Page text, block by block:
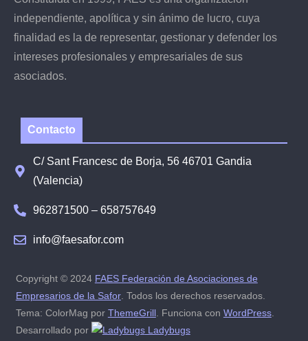
independiente, apolítica y sin ánimo de lucro, cuya
finalidad es la de representar, gestionar y defender los
intereses profesionales y empresariales de sus
asociados.
Contacto
C/ Sant Francesc de Borja, 56 46701 Gandia
(Valencia)
962871500 – 658757649
info@faesafor.com
Copyright © 2024 FAES Federación de Asociaciones de
Empresarios de la Safor. Todos los derechos reservados.
Tema: ColorMag por ThemeGrill. Funciona con WordPress.
Desarrollado por
Ladybugs